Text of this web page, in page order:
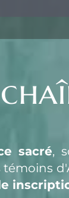
sacré